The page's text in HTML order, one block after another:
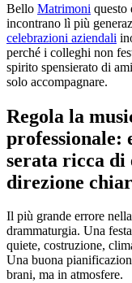
Bello Matrimoni questo
incontrano lì più
celebrazioni aziendali
perché i colleghi non
spirito spensierato di
solo accompagnare.
Regola la
professionale:
serata ricca di
direzione
Il più grande errore
drammaturgia. Una
quiete, costruzione,
Una buona
brani, ma in atmosfere.